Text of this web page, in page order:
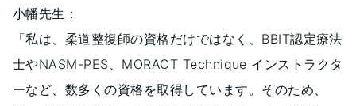
小幡先生：
「私は、柔道整復師の資格だけではなく、BBIT認定療法
士やNASM-PES、MORACT Technique インストラクタ
ーなど、数多くの資格を取得しています。そのため、